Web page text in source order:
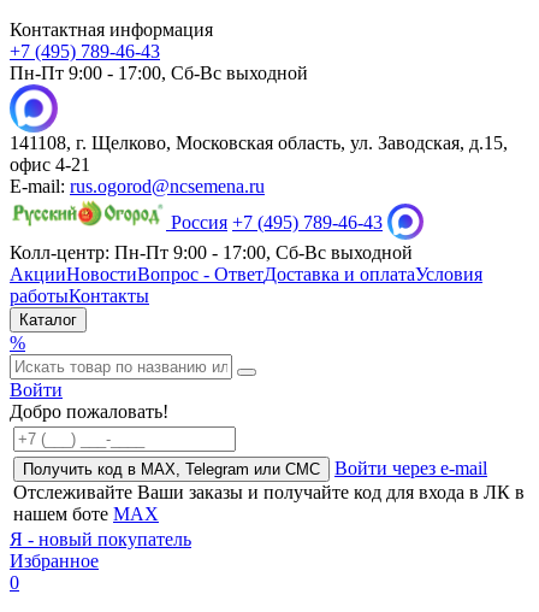
Контактная информация
+7 (495) 789-46-43
Пн-Пт 9:00 - 17:00, Сб-Вс выходной
141108, г. Щелково, Московская область, ул. Заводская, д.15,
офис 4-21
E-mail: rus.ogorod@ncsemena.ru
Россия +7 (495) 789-46-43
Колл-центр: Пн-Пт 9:00 - 17:00, Сб-Вс выходной
АкцииНовостиВопрос - ОтветДоставка и оплатаУсловия
работыКонтакты
Каталог
%
Войти
Добро пожаловать!
Получить код в MAX, Telegram или СМС
Войти через e-mail
Отслеживайте Ваши заказы и получайте код для входа в ЛК в
нашем боте MAX
Я - новый покупатель
Избранное
0